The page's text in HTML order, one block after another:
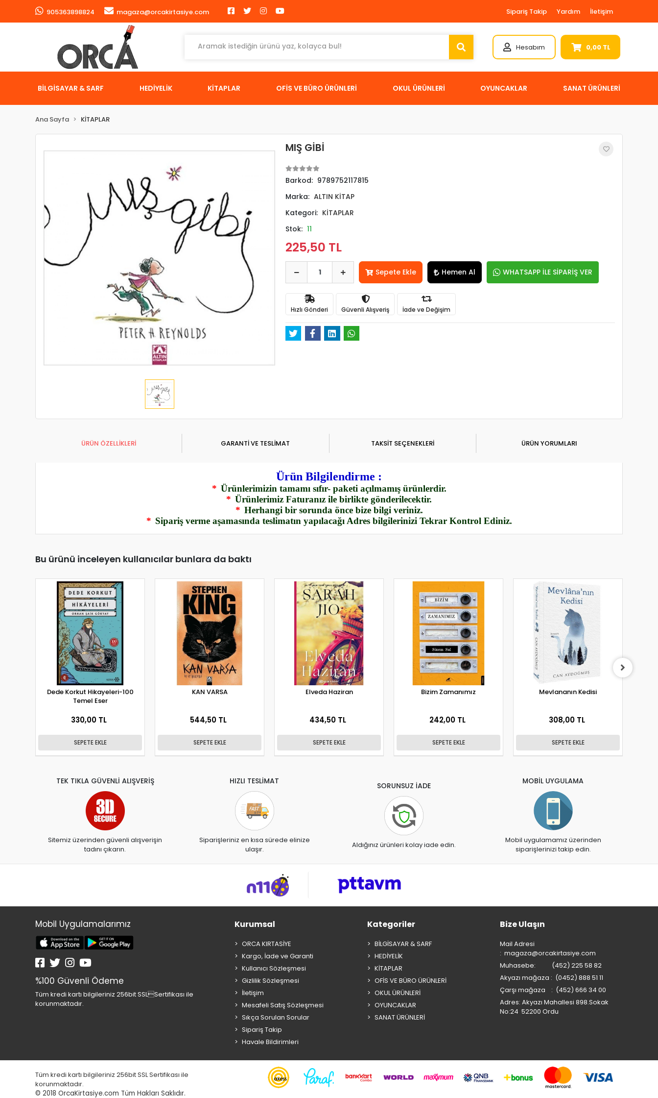
905363898824 magaza@orcakirtasiye.com Sipariş Takip Yardım İletişim
Hesabım 0,00 TL
BİLGİSAYAR & SARF HEDİYELİK KİTAPLAR OFİS VE BÜRO ÜRÜNLERİ OKUL ÜRÜNLERİ OYUNCAKLAR SANAT ÜRÜNLERİ
Ana Sayfa KİTAPLAR
MIŞ GİBİ
Barkod: 9789752117815
Marka: ALTIN KİTAP
Kategori: KİTAPLAR
Stok: 11
225,50 TL
Sepete Ekle Hemen Al WHATSAPP İLE SİPARİŞ VER
Hızlı Gönderi Güvenli Alışveriş İade ve Değişim
ÜRÜN ÖZELLİKLERİ GARANTİ VE TESLİMAT TAKSİT SEÇENEKLERİ ÜRÜN YORUMLARI
Ürün Bilgilendirme :
* Ürünlerimizin tamamı sıfır- paketi açılmamış ürünlerdir.
* Ürünlerimiz Faturanız ile birlikte gönderilecektir.
* Herhangi bir sorunda önce bize bilgi veriniz.
* Sipariş verme aşamasında teslimatın yapılacağı Adres bilgilerinizi Tekrar Kontrol Ediniz.
Bu ürünü inceleyen kullanıcılar bunlara da baktı
Dede Korkut Hikayeleri-100
Temel Eser
330,00 TL
SEPETE EKLE
KAN VARSA
544,50 TL
SEPETE EKLE
Elveda Haziran
434,50 TL
SEPETE EKLE
Bizim Zamanımız
242,00 TL
SEPETE EKLE
Mevlananın Kedisi
308,00 TL
SEPETE EKLE
TEK TIKLA GÜVENLİ ALIŞVERİŞ
Sitemiz üzerinden güvenli alışverişin
tadını çıkarın.
HIZLI TESLİMAT
Siparişleriniz en kısa sürede elinize
ulaşır.
SORUNSUZ İADE
Aldığınız ürünleri kolay iade edin.
MOBİL UYGULAMA
Mobil uygulamamız üzerinden
siparişlerinizi takip edin.
Mobil Uygulamalarımız
%100 Güvenli Ödeme
Tüm kredi kartı bilgileriniz 256bit SSLSertifikası ile
korunmaktadır.
Kurumsal
ORCA KIRTASİYE
Kargo, İade ve Garanti
Kullanıcı Sözleşmesi
Gizlilik Sözleşmesi
İletişim
Mesafeli Satış Sözleşmesi
Sıkça Sorulan Sorular
Sipariş Takip
Havale Bildirimleri
Kategoriler
BİLGİSAYAR & SARF
HEDİYELİK
KİTAPLAR
OFİS VE BÜRO ÜRÜNLERİ
OKUL ÜRÜNLERİ
OYUNCAKLAR
SANAT ÜRÜNLERİ
Bize Ulaşın
Mail Adresi
: magaza@orcakirtasiye.com
Muhasebe: (452) 225 58 82
Akyazı mağaza : (0452) 888 51 11
Çarşı mağaza : (452) 666 34 00
Adres: Akyazı Mahallesi 898.Sokak
No:24 52200 Ordu
Tüm kredi kartı bilgileriniz 256bit SSL Sertifikası ile
korunmaktadır.
© 2018 OrcaKirtasiye.com Tüm Hakları Saklıdır.